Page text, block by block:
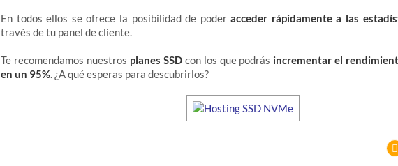
En todos ellos se ofrece la posibilidad de poderacceder rápidamente a las
través de tu panel de cliente.
Te recomendamos nuestros planes SSDcon los que podrás incrementar el
en un 95%. ¿A qué esperas para descubrirlos?